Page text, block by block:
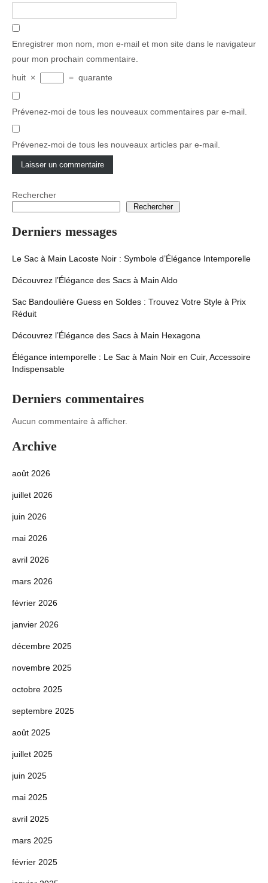
Enregistrer mon nom, mon e-mail et mon site dans le navigateur
pour mon prochain commentaire.
huit × = quarante
Prévenez-moi de tous les nouveaux commentaires par e-mail.
Prévenez-moi de tous les nouveaux articles par e-mail.
Rechercher
Rechercher
Derniers messages
Le Sac à Main Lacoste Noir : Symbole d’Élégance Intemporelle
Découvrez l’Élégance des Sacs à Main Aldo
Sac Bandoulière Guess en Soldes : Trouvez Votre Style à Prix
Réduit
Découvrez l’Élégance des Sacs à Main Hexagona
Élégance intemporelle : Le Sac à Main Noir en Cuir, Accessoire
Indispensable
Derniers commentaires
Aucun commentaire à afficher.
Archive
août 2026
juillet 2026
juin 2026
mai 2026
avril 2026
mars 2026
février 2026
janvier 2026
décembre 2025
novembre 2025
octobre 2025
septembre 2025
août 2025
juillet 2025
juin 2025
mai 2025
avril 2025
mars 2025
février 2025